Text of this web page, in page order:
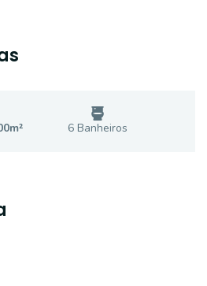
m² 6 Banheiros